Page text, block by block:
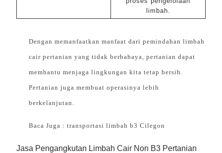
limbah.
Dengan memanfaatkan manfaat dari pemindahan limbah
cair pertanian yang tidak berbahaya, pertanian dapat
membantu menjaga lingkungan kita tetap bersih.
Pertanian juga membuat operasinya lebih
berkelanjutan.
Baca Juga : transportasi limbah b3 Cilegon
Jasa Pengangkutan Limbah Cair Non B3 Pertanian